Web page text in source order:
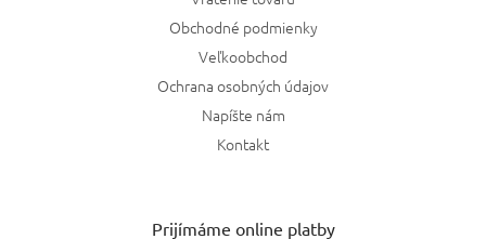
Obchodné podmienky
Veľkoobchod
Ochrana osobných údajov
Napíšte nám
Kontakt
Prijímáme online platby